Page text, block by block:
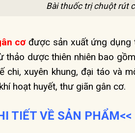
Bài thuốc trị chuột rút
cơ được sản xuất ứng dụng
thảo dược thiên nhiên bao
chi, xuyên khung, đại táo và
hoạt huyết, thư giãn gân cơ.
TIẾT VỀ SẢN PHẨM<<